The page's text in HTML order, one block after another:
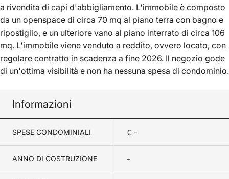
a rivendita di capi d'abbigliamento. L'immobile è composto
da un openspace di circa 70 mq al piano terra con bagno e
ripostiglio, e un ulteriore vano al piano interrato di circa 106
mq. L'immobile viene venduto a reddito, ovvero locato, con
regolare contratto in scadenza a fine 2026. Il negozio gode
di un'ottima visibilità e non ha nessuna spesa di condominio.
Informazioni
SPESE CONDOMINIALI € -
ANNO DI COSTRUZIONE -